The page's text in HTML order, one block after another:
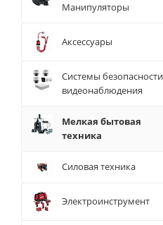
Манипуляторы
Аксессуары
Системы
видеонаблюдения
Мелкая бытовая
техника
Силовая техника
Электроинструмент